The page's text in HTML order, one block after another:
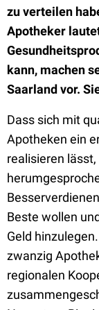
zu verteilen
Apotheker
kann, machen
Saarland vor.
Dass sich mit
Apotheken ein
realisieren
Beste wollen
Geld
zwanzig
regionalen